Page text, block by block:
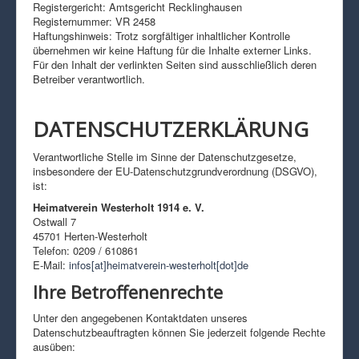
Registergericht: Amtsgericht Recklinghausen
Registernummer: VR 2458
Haftungshinweis: Trotz sorgfältiger inhaltlicher Kontrolle
übernehmen wir keine Haftung für die Inhalte externer Links.
Für den Inhalt der verlinkten Seiten sind ausschließlich deren
Betreiber verantwortlich.
DATENSCHUTZERKLÄRUNG
Verantwortliche Stelle im Sinne der Datenschutzgesetze,
insbesondere der EU-Datenschutzgrundverordnung (DSGVO),
ist:
Heimatverein Westerholt 1914 e. V.
Ostwall 7
45701 Herten-Westerholt
Telefon: 0209 / 610861
E-Mail: infos[at]heimatverein-westerholt[dot]de
Ihre Betroffenenrechte
Unter den angegebenen Kontaktdaten unseres
Datenschutzbeauftragten können Sie jederzeit folgende Rechte
ausüben: